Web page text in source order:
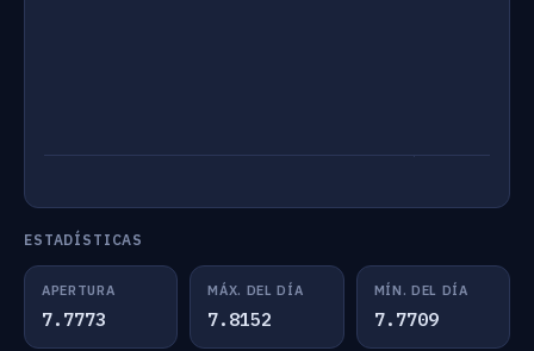
ESTADÍSTICAS
APERTURA
7.7773
MÁX. DEL DÍA
7.8152
MÍN. DEL DÍA
7.7709